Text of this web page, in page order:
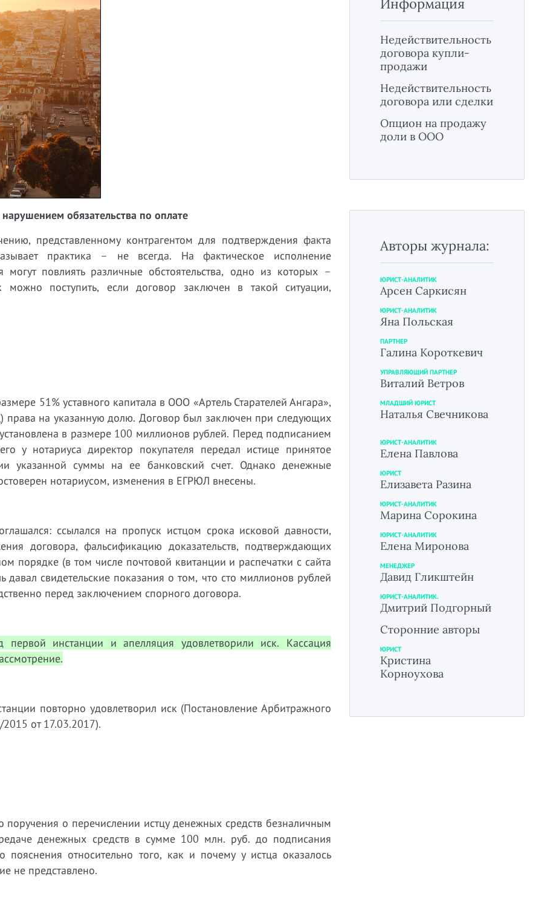
обязательства по оплате
представленному контрагентом для подтверждения факта
практика – не всегда. На фактическое исполнение
повлиять различные обстоятельства, одно из которых –
можно поступить, если договор заключен в такой ситуации,
51% уставного капитала в ООО «Артель Старателей Ангара»,
права на указанную долю. Договор был заключен при следующих
в размере 100 миллионов рублей. Перед подписанием
у нотариуса директор покупателя передал истице принятое
указанной суммы на ее банковский счет. Однако денежные
нотариусом, изменения в ЕГРЮЛ внесены.
ссылался на пропуск истцом срока исковой давности,
договора, фальсификацию доказательств, подтверждающих
порядке (в том числе почтовой квитанции и распечатки с сайта
свидетельские показания о том, что сто миллионов рублей
перед заключением спорного договора.
инстанции и апелляция удовлетворили иск. Кассация
повторно удовлетворил иск (Постановление Арбитражного
от 17.03.2017).
о перечислении истцу денежных средств безналичным
денежных средств в сумме 100 млн. руб. до подписания
относительно того, как и почему у истца оказалось
не представлено.
Информация
Недействительность
договора купли-
продажи
Недействительность
договора или сделки
Опцион на продажу
доли в ООО
Авторы журнала:
ЮРИСТ-АНАЛИТИК
Арсен Саркисян
ЮРИСТ-АНАЛИТИК
Яна Польская
ПАРТНЕР
Галина Короткевич
УПРАВЛЯЮЩИЙ ПАРТНЕР
Виталий Ветров
МЛАДШИЙ ЮРИСТ
Наталья Свечникова
ЮРИСТ-АНАЛИТИК
Елена Павлова
ЮРИСТ
Елизавета Разина
ЮРИСТ-АНАЛИТИК
Марина Сорокина
ЮРИСТ-АНАЛИТИК
Елена Миронова
МЕНЕДЖЕР
Давид Гликштейн
ЮРИСТ-АНАЛИТИК.
Дмитрий Подгорный
Сторонние авторы
ЮРИСТ
Кристина
Корноухова